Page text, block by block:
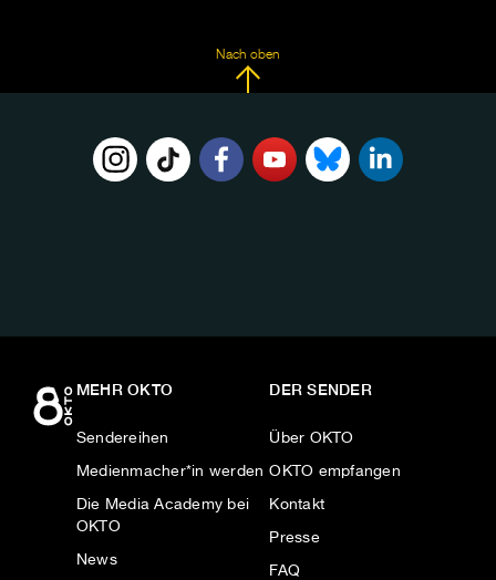
Nach oben
MEHR OKTO
Sendereihen
Medienmacher*in werden
Die Media Academy bei
OKTO
News
DER SENDER
Über OKTO
OKTO empfangen
Kontakt
Presse
FAQ